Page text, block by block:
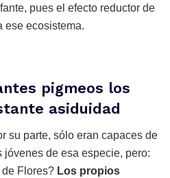
pues el efecto reductor de
ese ecosistema.
pigmeos los
asiduidad
su parte, sólo eran capaces de
de esa especie, pero:
Flores? Los propios